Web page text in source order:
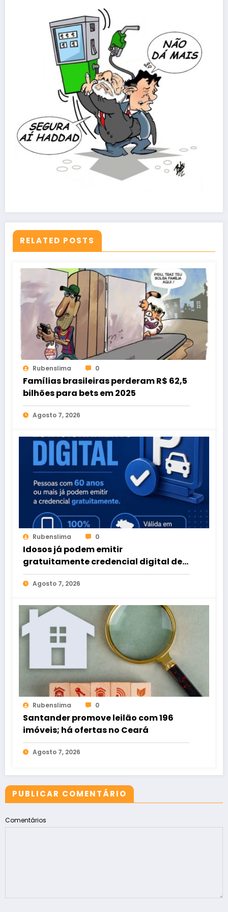
RELATED POSTS
Rubenslima 0
Famílias brasileiras perderam R$ 62,5
bilhões para bets em 2025
Agosto 7, 2026
Rubenslima 0
Idosos já podem emitir
gratuitamente credencial digital de
estacionamento
Agosto 7, 2026
Rubenslima 0
Santander promove leilão com 196
imóveis; há ofertas no Ceará
Agosto 7, 2026
PUBLICAR COMENTÁRIO
Comentários